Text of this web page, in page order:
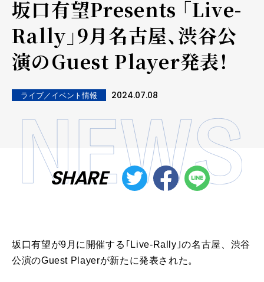
坂口有望Presents ｢Live-
Rally｣9月名古屋、渋谷公
演のGuest Player発表！
ライブ／イベント情報 2024.07.08
SHARE
坂口有望が9月に開催する｢Live-Rally｣の名古屋、渋谷
公演のGuest Playerが新たに発表された。